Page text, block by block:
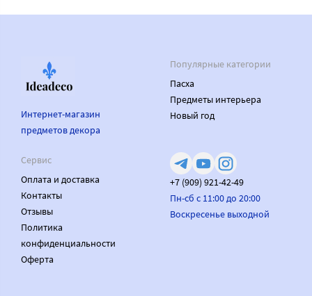
Интернет-магазин
предметов декора
Популярные категории
Пасха
Предметы интерьера
Новый год
Сервис
Оплата и доставка
Контакты
Отзывы
Политика
конфиденциальности
Оферта
+7 (909) 921-42-49
Пн-сб с 11:00 до 20:00
Воскресенье выходной